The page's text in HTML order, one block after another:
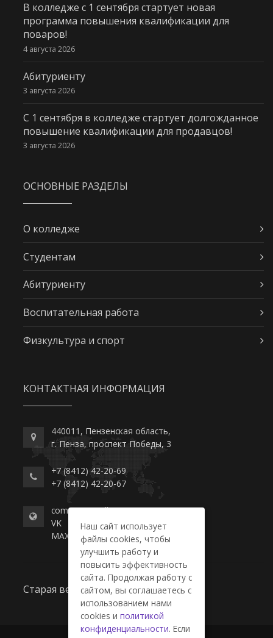
В колледже с 1 сентября стартует новая
программа повышения квалификации для
поваров!
4 августа 2026
Абитуриенту
3 августа 2026
С 1 сентября в колледже стартует долгожданное
повышение квалификации для продавцов!
3 августа 2026
ОСНОВНЫЕ РАЗДЕЛЫ
О колледже
Студентам
Абитуриенту
Воспитательная работа
Физкультура и спорт
КОНТАКТНАЯ ИНФОРМАЦИЯ
440011, Пензенская область,
г. Пенза, проспект Победы, 3
+7 (8412) 42-20-69
+7 (8412) 42-20-67
commerce-college.ru
VK
MAX
Старая версия сайта
Наш сайт использует
файлы cookies, чтобы
улучшить работу и
повысить эффективность
сайта. Продолжая работу с
сайтом, вы соглашаетесь с
использованием нами
cookies и политикой
конфиденциальности. Если